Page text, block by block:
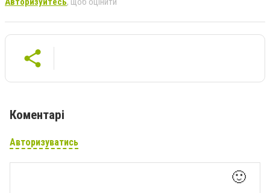
Коментарі
Авторизуватись
🙂